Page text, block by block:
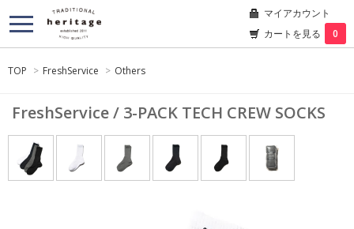
マイアカウント
カートを見る
0
TOP > FreshService > Others
FreshService / 3-PACK TECH CREW SOCKS